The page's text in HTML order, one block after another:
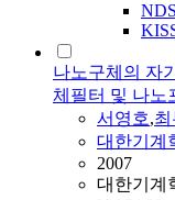
나노구체의 자
체필터 및 나노
서영호,최
대한기계
2007
대한기계